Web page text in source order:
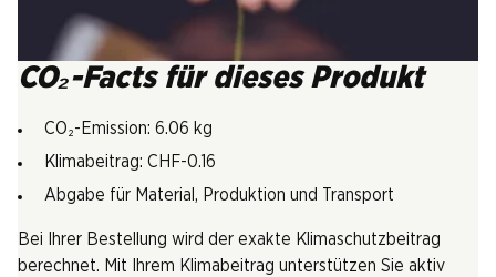
CO₂-Facts für dieses Produkt
CO₂-Emission: 6.06 kg
Klimabeitrag: CHF-0.16
Abgabe für Material, Produktion und Transport
Bei Ihrer Bestellung wird der exakte Klimaschutzbeitrag
berechnet. Mit Ihrem Klimabeitrag unterstützen Sie aktiv